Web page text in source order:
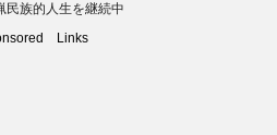
民族的人生を継続中
Links